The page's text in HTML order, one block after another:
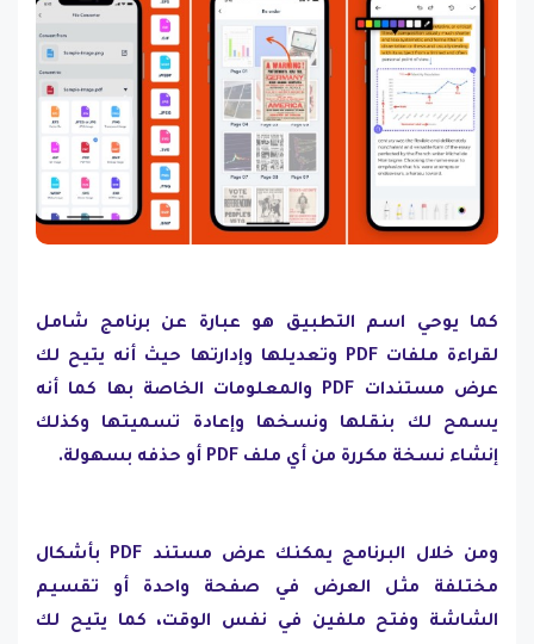
كما يوحي اسم التطبيق هو عبارة عن برنامج شامل
لقراءة ملفات PDF وتعديلها وإدارتها حيث أنه يتيح لك
عرض مستندات PDF والمعلومات الخاصة بها كما أنه
يسمح لك بنقلها ونسخها وإعادة تسميتها وكذلك
إنشاء نسخة مكررة من أي ملف PDF أو حذفه بسهولة.
ومن خلال البرنامج يمكنك عرض مستند PDF بأشكال
مختلفة مثل العرض في صفحة واحدة أو تقسيم
الشاشة وفتح ملفين في نفس الوقت، كما يتيح لك